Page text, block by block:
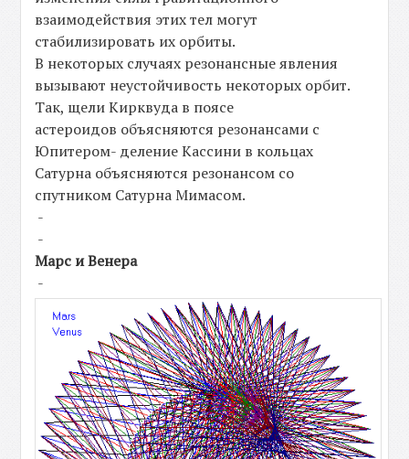
взаимодействия этих тел могут
стабилизировать их орбиты.
В некоторых случаях резонансные явления
вызывают неустойчивость некоторых орбит.
Так, щели Кирквуда в поясе
астероидов объясняются резонансами с
Юпитером- деление Кассини в кольцах
Сатурна объясняются резонансом со
спутником Сатурна Мимасом.
-
-
Марс и Венера
-